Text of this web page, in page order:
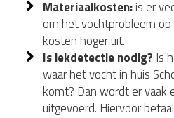
Materiaalkosten:is er
om het vochtprobleem
kosten hoger uit.
Is lekdetectie nodig? Is
waar het vocht in huis
komt? Dan wordt er vaak
uitgevoerd. Hiervoor